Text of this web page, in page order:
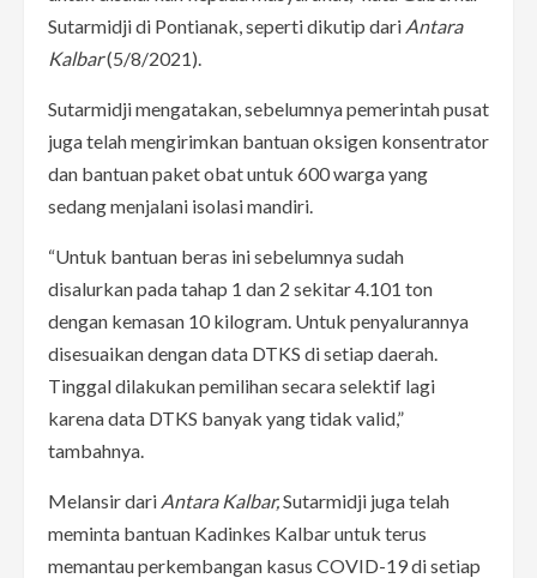
Sutarmidji di Pontianak, seperti dikutip dari Antara
Kalbar(5/8/2021).
Sutarmidji mengatakan, sebelumnya pemerintah pusat
juga telah mengirimkan bantuan oksigen konsentrator
dan bantuan paket obat untuk 600 warga yang
sedang menjalani isolasi mandiri.
“Untuk bantuan beras ini sebelumnya sudah
disalurkan pada tahap 1 dan 2 sekitar 4.101 ton
dengan kemasan 10 kilogram. Untuk penyalurannya
disesuaikan dengan data DTKS di setiap daerah.
Tinggal dilakukan pemilihan secara selektif lagi
karena data DTKS banyak yang tidak valid,”
tambahnya.
Melansir dari Antara Kalbar,Sutarmidji juga telah
meminta bantuan Kadinkes Kalbar untuk terus
memantau perkembangan kasus COVID-19 di setiap